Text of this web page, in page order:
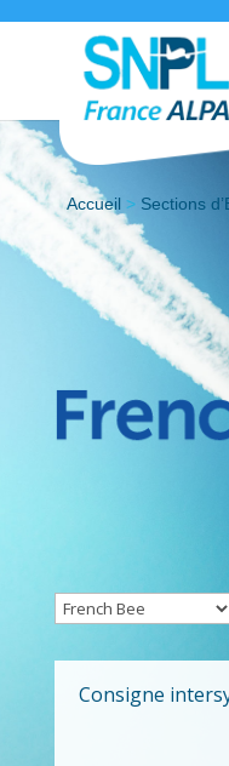
Accueil > Sections
Consigne